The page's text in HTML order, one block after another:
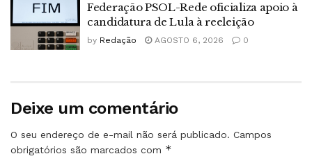
Federação PSOL-Rede oficializa apoio à
candidatura de Lula à reeleição
by Redação AGOSTO 6, 2026 0
Deixe um comentário
O seu endereço de e-mail não será publicado. Campos
obrigatórios são marcados com *